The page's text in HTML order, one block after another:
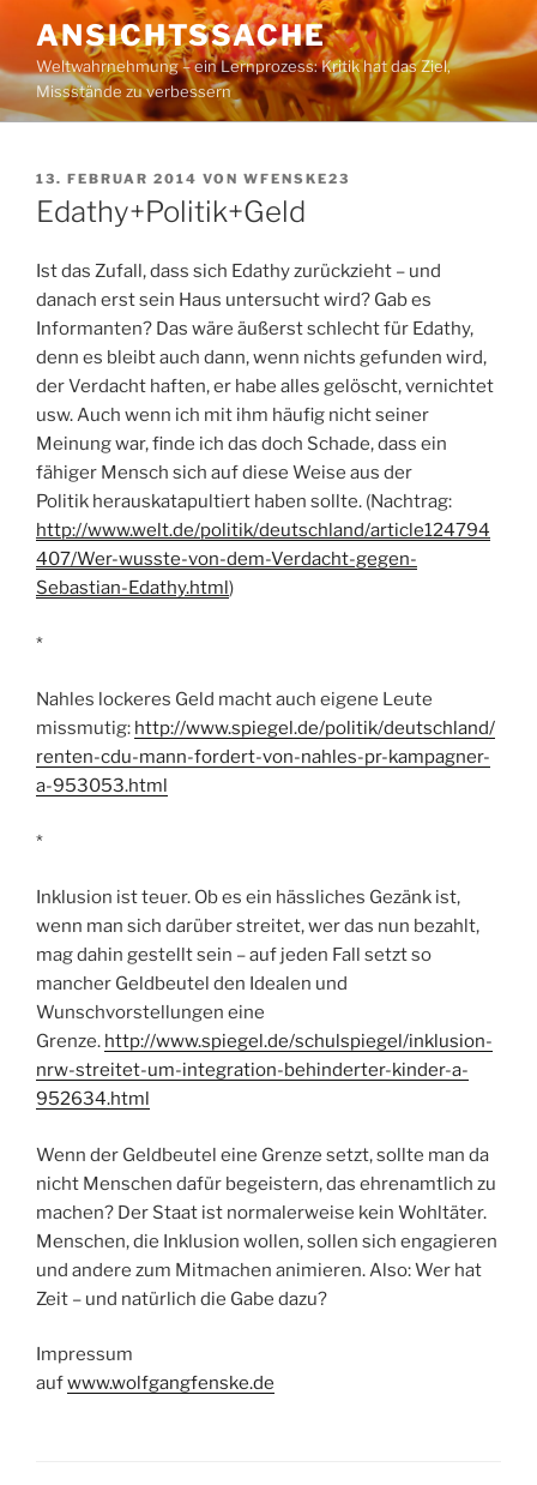
Inhalt
springen
ANSICHTSSACHE
Weltwahrnehmung – ein Lernprozess: Kritik hat das Ziel,
Missstände zu verbessern
VERÖFFENTLICHT
AM
13. FEBRUAR 2014 VON WFENSKE23
Edathy+Politik+Geld
Ist das Zufall, dass sich Edathy zurückzieht – und
danach erst sein Haus untersucht wird? Gab es
Informanten? Das wäre äußerst schlecht für Edathy,
denn es bleibt auch dann, wenn nichts gefunden wird,
der Verdacht haften, er habe alles gelöscht, vernichtet
usw. Auch wenn ich mit ihm häufig nicht seiner
Meinung war, finde ich das doch Schade, dass ein
fähiger Mensch sich auf diese Weise aus der
Politik herauskatapultiert haben sollte. (Nachtrag:
http://www.welt.de/politik/deutschland/article124794
407/Wer-wusste-von-dem-Verdacht-gegen-
Sebastian-Edathy.html)
*
Nahles lockeres Geld macht auch eigene Leute
missmutig: http://www.spiegel.de/politik/deutschland/
renten-cdu-mann-fordert-von-nahles-pr-kampagner-
a-953053.html
*
Inklusion ist teuer. Ob es ein hässliches Gezänk ist,
wenn man sich darüber streitet, wer das nun bezahlt,
mag dahin gestellt sein – auf jeden Fall setzt so
mancher Geldbeutel den Idealen und
Wunschvorstellungen eine
Grenze. http://www.spiegel.de/schulspiegel/inklusion-
nrw-streitet-um-integration-behinderter-kinder-a-
952634.html
Wenn der Geldbeutel eine Grenze setzt, sollte man da
nicht Menschen dafür begeistern, das ehrenamtlich zu
machen? Der Staat ist normalerweise kein Wohltäter.
Menschen, die Inklusion wollen, sollen sich engagieren
und andere zum Mitmachen animieren. Also: Wer hat
Zeit – und natürlich die Gabe dazu?
Impressum
aufwww.wolfgangfenske.de